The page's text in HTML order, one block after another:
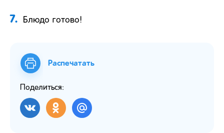
7. Блюдо готово!
Распечатать
Поделиться: